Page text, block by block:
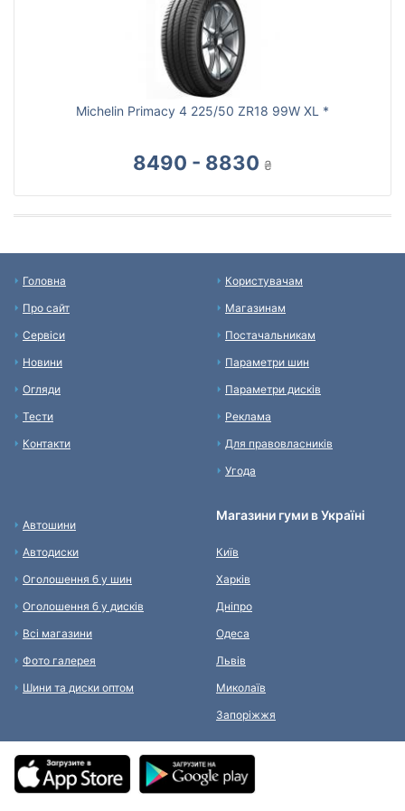
Michelin Primacy 4 225/50 ZR18 99W XL *
8490 - 8830 ₴
Головна
Про сайт
Сервіси
Новини
Огляди
Тести
Контакти
Користувачам
Магазинам
Постачальникам
Параметри шин
Параметри дисків
Реклама
Для правовласників
Угода
Автошини
Автодиски
Оголошення б у шин
Оголошення б у дисків
Всі магазини
Фото галерея
Шини та диски оптом
Магазини гуми в Україні
Київ
Харків
Дніпро
Одеса
Львів
Миколаїв
Запоріжжя